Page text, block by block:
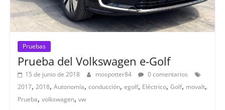
Pruebas
Prueba del Volkswagen e-Golf
15 de junio de 2018 mospotter84
0 comentarios
2017, 2018, Autonomía, conducción, egolf, Eléctrico, Golf, movalt,
Prueba, volkswagen, vw